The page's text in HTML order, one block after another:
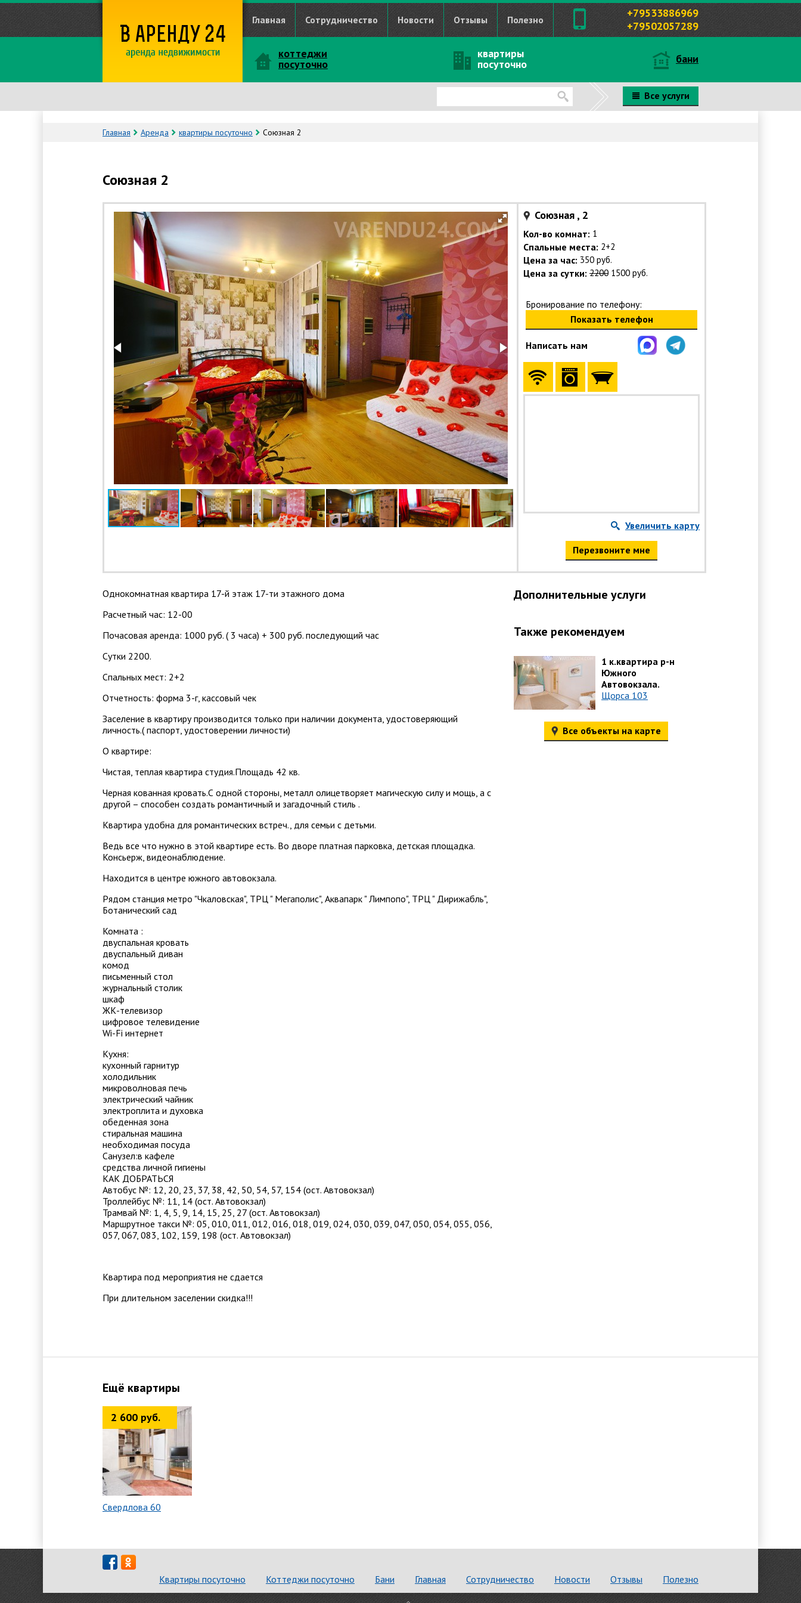
Главная Сотрудничество Новости Отзывы Полезно
+79533886969
+79502057289
коттеджи
посуточно
квартиры
посуточно бани
Все услуги
Главная Аренда квартиры посуточно Союзная 2
Союзная 2
Союзная , 2
Кол-во комнат: 1
Спальные места: 2+2
Цена за час: 350 руб.
Цена за сутки: 2200 1500 руб.
Бронирование по телефону:
Показать телефон
Написать нам
Увеличить карту
Перезвоните мне
Однокомнатная квартира 17-й этаж 17-ти этажного дома
Расчетный час: 12-00
Почасовая аренда: 1000 руб. ( 3 часа) + 300 руб. последующий час
Сутки 2200.
Спальных мест: 2+2
Отчетность: форма 3-г, кассовый чек
Заселение в квартиру производится только при наличии документа, удостоверяющий
личность.( паспорт, удостоверении личности)
О квартире:
Чистая, теплая квартира студия.Площадь 42 кв.
Черная кованная кровать.С одной стороны, металл олицетворяет магическую силу и мощь, а с
другой – способен создать романтичный и загадочный стиль .
Квартира удобна для романтических встреч., для семьи с детьми.
Ведь все что нужно в этой квартире есть. Во дворе платная парковка, детская площадка.
Консьерж, видеонаблюдение.
Находится в центре южного автовокзала.
Рядом станция метро "Чкаловская", ТРЦ " Мегаполис", Аквапарк " Лимпопо", ТРЦ " Дирижабль",
Ботанический сад
Комната :
двуспальная кровать
двуспальный диван
комод
письменный стол
журнальный столик
шкаф
ЖК-телевизор
цифровое телевидение
Wi-Fi интернет
Кухня:
кухонный гарнитур
холодильник
микроволновая печь
электрический чайник
электроплита и духовка
обеденная зона
стиральная машина
необходимая посуда
Санузел:в кафеле
средства личной гигиены
КАК ДОБРАТЬСЯ
Автобус №: 12, 20, 23, 37, 38, 42, 50, 54, 57, 154 (ост. Автовокзал)
Троллейбус №: 11, 14 (ост. Автовокзал)
Трамвай №: 1, 4, 5, 9, 14, 15, 25, 27 (ост. Автовокзал)
Маршрутное такси №: 05, 010, 011, 012, 016, 018, 019, 024, 030, 039, 047, 050, 054, 055, 056,
057, 067, 083, 102, 159, 198 (ост. Автовокзал)
Квартира под мероприятия не сдается
При длительном заселении скидка!!!
Дополнительные услуги
Также рекомендуем
1 к.квартира р-н
Южного
Автовокзала.
Щорса 103
Все объекты на карте
Ещё квартиры
2 600 руб.
Свердлова 60
Квартиры посуточно Коттеджи посуточно Бани Главная Сотрудничество Новости Отзывы Полезно